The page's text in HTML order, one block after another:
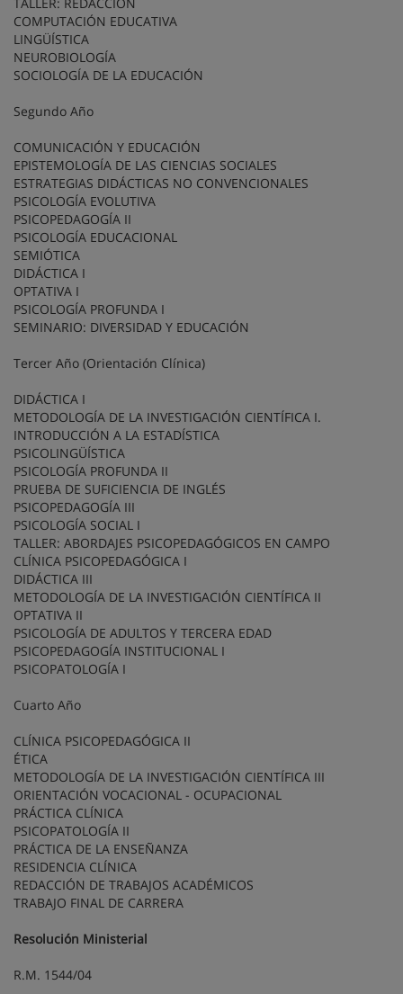
COMPUTACIÓN EDUCATIVA
LINGÜÍSTICA
NEUROBIOLOGÍA
SOCIOLOGÍA DE LA EDUCACIÓN
Segundo Año
COMUNICACIÓN Y EDUCACIÓN
EPISTEMOLOGÍA DE LAS CIENCIAS SOCIALES
ESTRATEGIAS DIDÁCTICAS NO CONVENCIONALES
PSICOLOGÍA EVOLUTIVA
PSICOPEDAGOGÍA II
PSICOLOGÍA EDUCACIONAL
SEMIÓTICA
DIDÁCTICA I
OPTATIVA I
PSICOLOGÍA PROFUNDA I
SEMINARIO: DIVERSIDAD Y EDUCACIÓN
Tercer Año (Orientación Clínica)
DIDÁCTICA I
METODOLOGÍA DE LA INVESTIGACIÓN CIENTÍFICA I.
INTRODUCCIÓN A LA ESTADÍSTICA
PSICOLINGÜÍSTICA
PSICOLOGÍA PROFUNDA II
PRUEBA DE SUFICIENCIA DE INGLÉS
PSICOPEDAGOGÍA III
PSICOLOGÍA SOCIAL I
TALLER: ABORDAJES PSICOPEDAGÓGICOS EN CAMPO
CLÍNICA PSICOPEDAGÓGICA I
DIDÁCTICA III
METODOLOGÍA DE LA INVESTIGACIÓN CIENTÍFICA II
OPTATIVA II
PSICOLOGÍA DE ADULTOS Y TERCERA EDAD
PSICOPEDAGOGÍA INSTITUCIONAL I
PSICOPATOLOGÍA I
Cuarto Año
CLÍNICA PSICOPEDAGÓGICA II
ÉTICA
METODOLOGÍA DE LA INVESTIGACIÓN CIENTÍFICA III
ORIENTACIÓN VOCACIONAL - OCUPACIONAL
PRÁCTICA CLÍNICA
PSICOPATOLOGÍA II
PRÁCTICA DE LA ENSEÑANZA
RESIDENCIA CLÍNICA
REDACCIÓN DE TRABAJOS ACADÉMICOS
TRABAJO FINAL DE CARRERA
Resolución Ministerial
R.M. 1544/04